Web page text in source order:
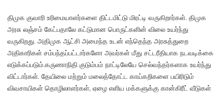
திமுக குவாரி உரிமையாளர்களை திட்டமிட்டு மிரட்டி வருகிறார்கள். திமுக
அரசு லஞ்சம் கேட்பதாலே கட்டுமான பொருட்களின் விலை உயர்ந்து
வருகிறது. அதிமுக ஆட்சி அமைந்த உடன் எந்தெந்த அரசுத்துறை
அதிகாரிகள் சம்பந்தப்பட்டார்களோ அவர்கள் மீது சட்டரீதியாக நடவடிக்கை
எடுக்கப்படும்.கருணாநிதி குடும்பம் நாட்டிலேயே செல்வந்தர்களாக உயர்ந்து
விட்டார்கள். தேயிலை மற்றும் மலைத்தோட்ட காய்கறிகளை பயிரிடும்
விவசாயிகள் தொழிலாளர்கள், ஏழை எளிய மக்களுக்கு கான்கிரீட் வீடுகள்